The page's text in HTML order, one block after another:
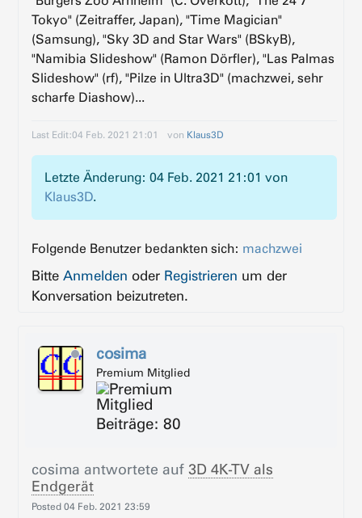
Tokyo" (Zeitraffer, Japan), "Time Magician"
(Samsung), "Sky 3D and Star Wars" (BSkyB),
"Namibia Slideshow" (Ramon Dörfler), "Las Palmas
Slideshow" (rf), "Pilze in Ultra3D" (machzwei, sehr
scharfe Diashow)...
Last Edit:04 Feb. 2021 21:01 von Klaus3D
Letzte Änderung: 04 Feb. 2021 21:01 von
Klaus3D.
Folgende Benutzer bedankten sich: machzwei
BitteAnmelden oder Registrieren um der
Konversation beizutreten.
cosima
Premium Mitglied
Beiträge: 80
cosima antwortete auf3D 4K-TV als
Endgerät
Posted04 Feb. 2021 23:59